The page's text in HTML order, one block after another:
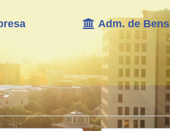
Adm. de Bens